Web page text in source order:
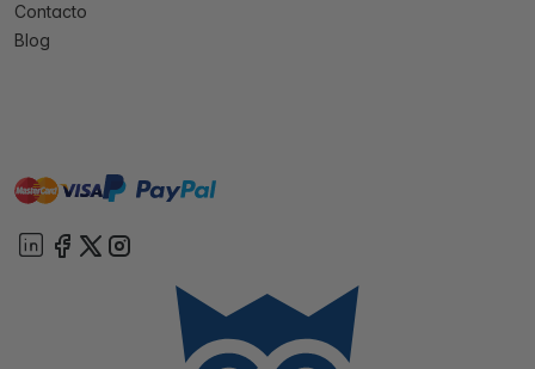
Contacto
Blog
mastervisa paypal